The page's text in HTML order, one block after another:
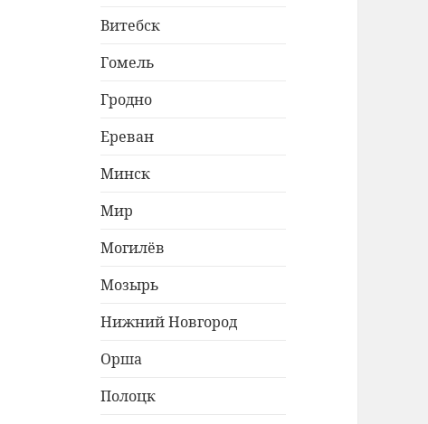
Витебск
Гомель
Гродно
Ереван
Минск
Мир
Могилёв
Мозырь
Нижний Новгород
Орша
Полоцк